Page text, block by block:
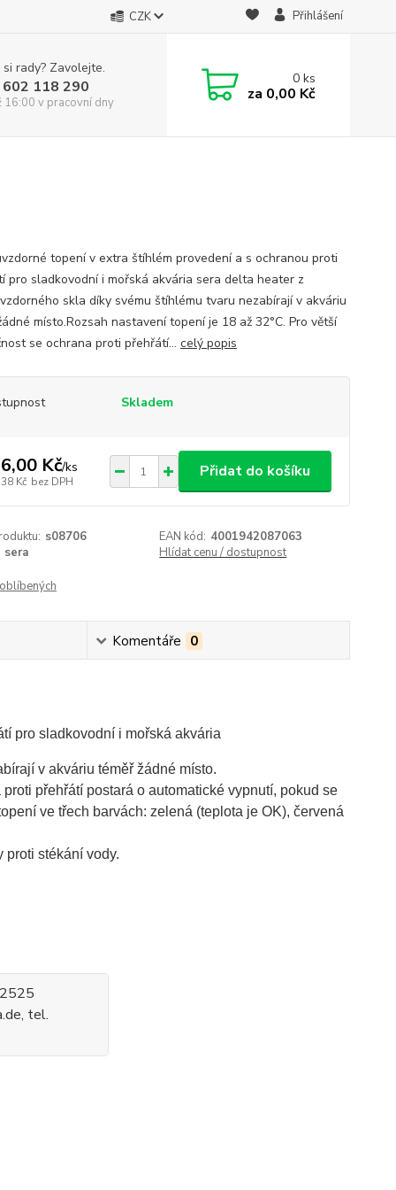
CZK Přihlášení
rady? Zavolejte.
118 290
16:00 v pracovní dny
0ks
za 0,00 Kč
topení v extra štíhlém provedení a s ochranou proti
pro sladkovodní i mořská akvária sera delta heater z
skla díky svému štíhlému tvaru nezabírají v akváriu
místo.Rozsah nastavení topení je 18 až 32°C. Pro větší
se ochrana proti přehřátí... celý popis
Skladem
Kč/ks
Kč bez DPH
Přidat do košíku
s08706 EAN kód: 4001942087063
sera Hlídat cenu / dostupnost
Komentáře 0
pro sladkovodní i mořská akvária
v akváriu téměř žádné místo.
přehřátí postará o automatické vypnutí, pokud se
ve třech barvách: zelená (teplota je OK), červená
proti stékání vody.
tel.